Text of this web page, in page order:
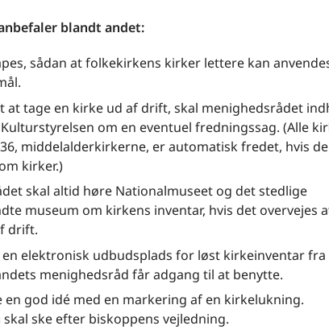
blandt andet:
sådan at folkekirkens kirker lettere kan
at tage en kirke ud af drift, skal menighedsrådet
om en eventuel fredningssag. (Alle
middelalderkirkerne, er automatisk fredet, hvis de
kirker.)
skal altid høre Nationalmuseet og det stedlige
museum om kirkens inventar, hvis det overvejes
drift.
elektronisk udbudsplads for løst kirkeinventar fra
menighedsråd får adgang til at benytte.
en god idé med en markering af en kirkelukning.
ske efter biskoppens vejledning.